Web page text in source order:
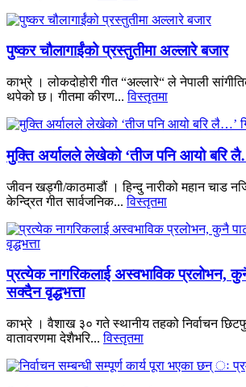
पुष्कर चौलागाईंको प्रस्तुतीमा अल्लारे बजार
काभ्रे । लोकदोहोरी गीत “अल्लारे“ ले नेपाली
थपेको छ। गीतमा कीरण...विस्तृतमा
मुक्ति अर्यालले लेखेको ‘तीज पनि आयो बरि
जीवन खड्गी/काठमाडौं । हिन्दु नारीको महान चाड
केन्द्रित गीत सार्वजनिक...विस्तृतमा
प्रत्येक नागरिकलाई अस्वभाविक प्रलोभन, कुनै
सक्दैन वृद्धभत्ता
काभ्रे । वैशाख ३० गते स्थानीय तहको निर्वाचन
वातावरणमा देशैभरि...विस्तृतमा